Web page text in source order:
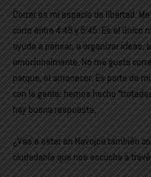
Correr es mi espacio de libertad.
corro entre 4:45 y 5:45. Es el único
ayuda a pensar, a organizar ideas,
emocionalmente. No me gusta
parque, el amanecer. Es parte de
con la gente: hemos hecho
hay buena respuesta.
¿Vas a estar en Navojoa también
ciudadanía que nos escucha a